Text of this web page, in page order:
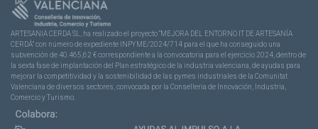
ARTESANIA CERDA SL, ha realizado el proyecto “MEJORA DEL ENTORNO IT DE ARTESANÍA
CERDÁ” con número de expediente INPYME/2024/714 para el que ha conseguido una
subvención de 40.465,62 € correspondiente a la convocatoria para el ejercicio 2024, dentro de
la sexta fase de implantación del Plan estratégico de la industria valenciana, de ayudas para
mejorar la competitividad y la sostenibilidad de las pymes industriales de la Comunitat
Valenciana de diversos sectores, convocada por la Conselleria de Innovación, Industria,
Comercio y Turismo.